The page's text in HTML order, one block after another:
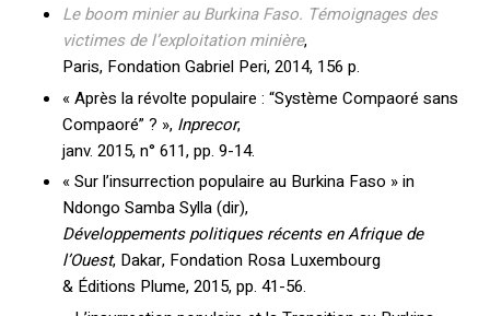
Le boom minier au Burkina Faso. Témoignages des
victimes de l’exploitation minière,
Paris, Fondation Gabriel Peri, 2014, 156 p.
« Après la révolte populaire : “Système Compaoré sans
Compaoré” ? », Inprecor,
janv. 2015, n° 611, pp. 9-14.
« Sur l’insurrection populaire au Burkina Faso » in
Ndongo Samba Sylla (dir),
Développements politiques récents en Afrique de
l’Ouest, Dakar, Fondation Rosa Luxembourg
& Éditions Plume, 2015, pp. 41-56.